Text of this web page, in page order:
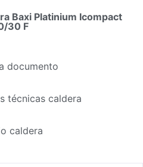
Baxi Platinium Icompact
30 F
documento
técnicas caldera
caldera